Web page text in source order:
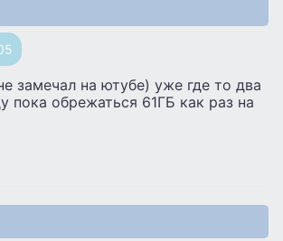
замечал на ютубе) уже где то два
пока обрежаться 61ГБ как раз на